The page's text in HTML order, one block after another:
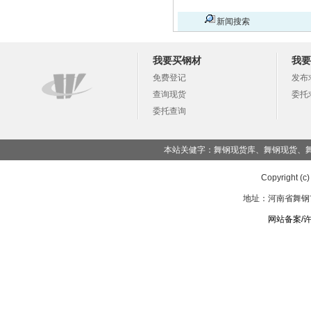
新闻搜索
我要买钢材
免费登记
查询现货
委托查询
我
发布
委托
本站关健字：舞钢现货库、舞钢现货、
Copyright
地址：河南省舞
网站备案/